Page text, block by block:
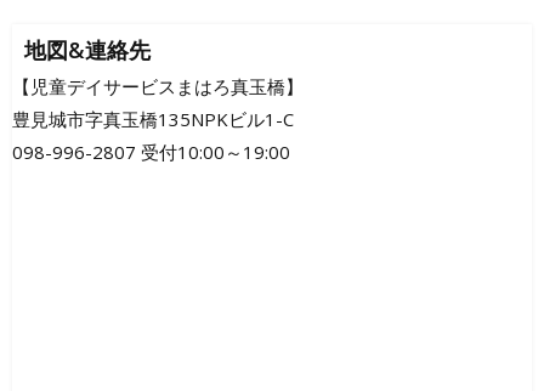
ナ
ビ
ゲ
地図&連絡先
【児童デイサービスまはろ真玉橋】
豊見城市字真玉橋135NPKビル1-C
098-996-2807 受付10:00～19:00